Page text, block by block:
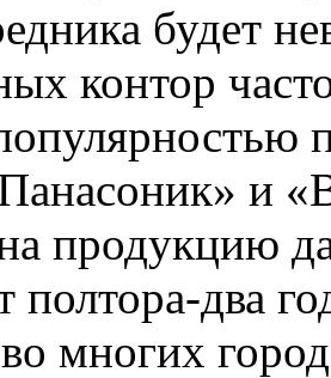
будет
контор
и
продукцию
полтора-два
многих